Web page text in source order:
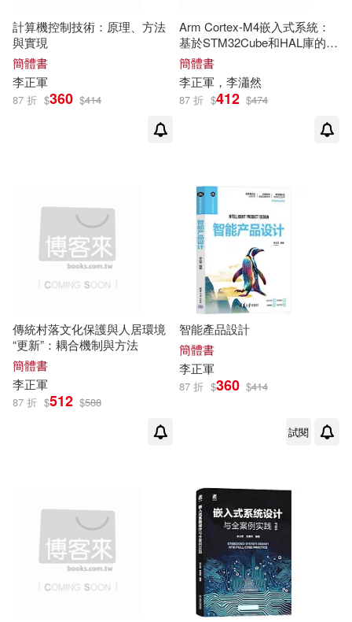
計算機控制技術：原理、方法
與實現
簡體書
李正軍
87 折 $360 $414
Arm Cortex-M4嵌入式系統：
基於STM32Cube和HAL庫的開
發方法
簡體書
李正軍 ，李瀟然
87 折 $412 $474
傳統村落文化保護與人居環境
“更新”：耦合機制與方法
簡體書
李正軍
87 折 $512 $588
智能產品設計
簡體書
李正軍
87 折 $360 $414
試閱